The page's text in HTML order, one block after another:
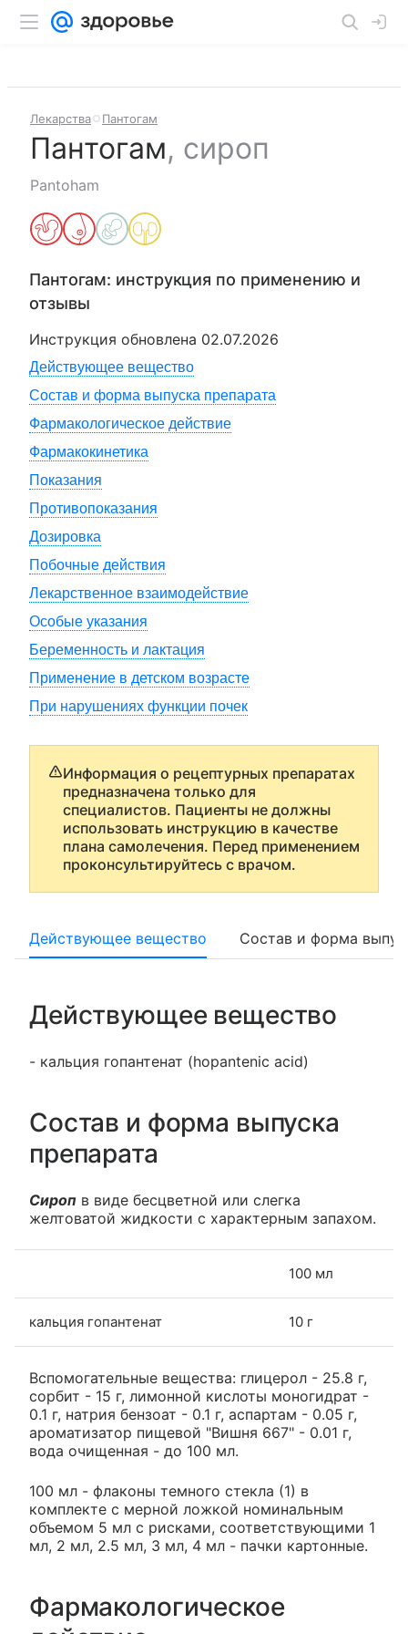
Лекарства Пантогам
Пантогам, сироп
Pantoham
Пантогам: инструкция по применению и
отзывы
Инструкция обновлена 02.07.2026
Действующее вещество
Состав и форма выпуска препарата
Фармакологическое действие
Фармакокинетика
Показания
Противопоказания
Дозировка
Побочные действия
Лекарственное взаимодействие
Особые указания
Беременность и лактация
Применение в детском возрасте
При нарушениях функции почек
Информация о рецептурных препаратах
предназначена только для
специалистов. Пациенты не должны
использовать инструкцию в качестве
плана самолечения. Перед применением
проконсультируйтесь с врачом.
Действующее вещество Состав и форма
Действующее вещество
- кальция гопантенат (hopantenic acid)
Состав и форма выпуска
препарата
Сироп в виде бесцветной или слегка
желтоватой жидкости с характерным запахом.
100 мл
кальция гопантенат 10 г
Вспомогательные вещества: глицерол - 25.8 г,
сорбит - 15 г, лимонной кислоты моногидрат -
0.1 г, натрия бензоат - 0.1 г, аспартам - 0.05 г,
ароматизатор пищевой "Вишня 667" - 0.01 г,
вода очищенная - до 100 мл.
100 мл - флаконы темного стекла (1) в
комплекте с мерной ложкой номинальным
объемом 5 мл с рисками, соответствующими 1
мл, 2 мл, 2.5 мл, 3 мл, 4 мл - пачки картонные.
Фармакологическое